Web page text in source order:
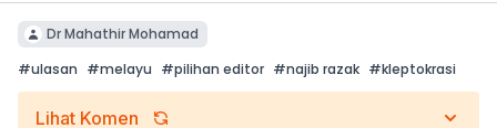
Dr Mahathir Mohamad
#ulasan #melayu #pilihan editor #najib razak #kleptokrasi
Lihat Komen